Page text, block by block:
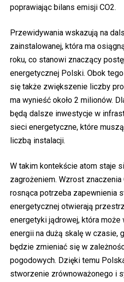
poprawiając bilans emisji CO2.
Przewidywania wskazują na
zainstalowanej, która ma
roku, co stanowi znaczący
energetycznej Polski. Obok
się także zwiększenie liczby
ma wynieść około 2 milionów​.
będą dalsze inwestycje w
sieci energetyczne, które
liczbą instalacji.
W takim kontekście atom staje
zagrożeniem. Wzrost
rosnąca potrzeba zapewnienia
energetycznej otwierają
energetyki jądrowej, która
energii na dużą skalę w czasie,
będzie zmieniać się w
pogodowych. Dzięki temu
stworzenie zrównoważonego i